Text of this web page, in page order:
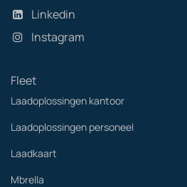
Linkedin
Instagram
Fleet
Laadoplossingen kantoor
Laadoplossingen personeel
Laadkaart
Mbrella